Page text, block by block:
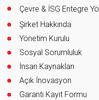
Çevre & İSG Entegre
Şirket Hakkında
Yönetim Kurulu
Sosyal Sorumluluk
İnsan Kaynakları
Açık İnovasyon
Garanti Kayıt Formu